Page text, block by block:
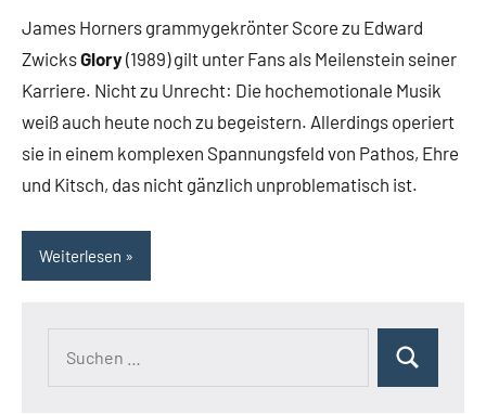
James Horners grammygekrönter Score zu Edward
ZwicksGlory(1989) gilt unter Fans als Meilenstein seiner
Karriere. Nicht zu Unrecht: Die hochemotionale Musik
weiß auch heute noch zu begeistern. Allerdings operiert
sie in einem komplexen Spannungsfeld von Pathos, Ehre
und Kitsch, das nicht gänzlich unproblematisch ist.
Weiterlesen
Suchen